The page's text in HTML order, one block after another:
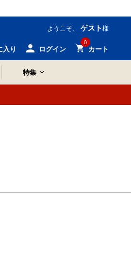
ようこそ、 ゲスト 様
入り ログイン
0
カート
特集